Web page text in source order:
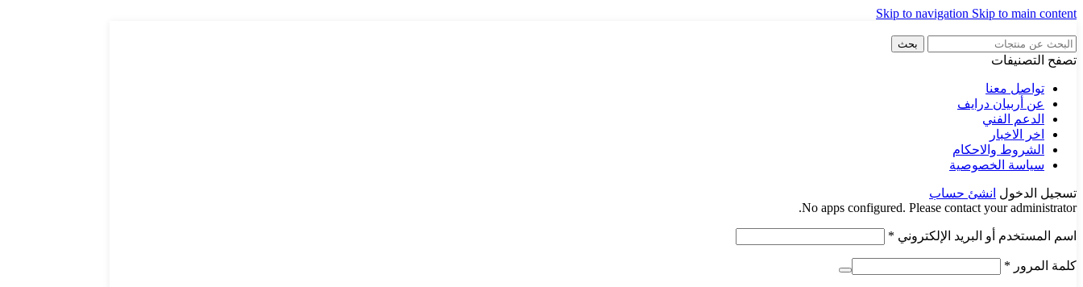
Skip to navigation Skip to main content
بحث
تصفح التصنيفات
تواصل معنا
عن أربيان درايف
الدعم الفني
اخر الاخبار
الشروط والاحكام
سياسة الخصوصية
تسجيل الدخول انشئ حساب
No apps configured. Please contact your administrator.
اسم المستخدم أو البريد الإلكتروني *
كلمة المرور *